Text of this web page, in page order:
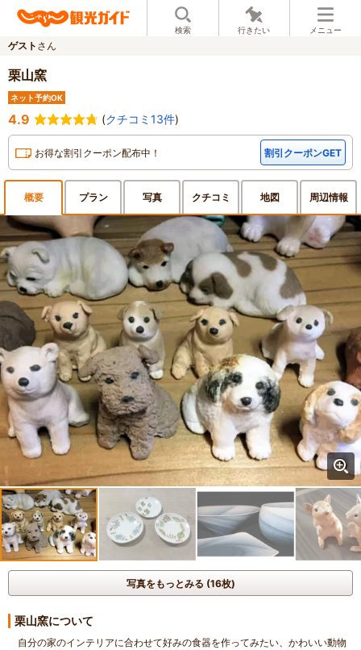
検索 行きたい メニュー
ゲスト さん
栗山窯
ネット予約OK
4.9 (クチコミ13件)
お得な割引クーポン配布中！ 割引クーポンGET
概要 プラン 写真 クチコミ 地図 周辺情報
写真をもっとみる (16枚)
栗山窯について
自分の家のインテリアに合わせて好みの食器を作ってみたい、かわいい動物